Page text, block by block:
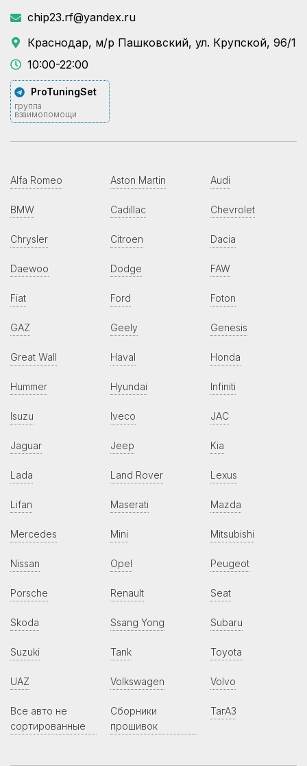
chip23.rf@yandex.ru
Краснодар, м/р Пашковский, ул. Крупской, 96/1
10:00-22:00
ProTuningSet
группа
взаимопомощи
Alfa Romeo Aston Martin Audi
BMW Cadillac Chevrolet
Chrysler Citroen Dacia
Daewoo Dodge FAW
Fiat Ford Foton
GAZ Geely Genesis
Great Wall Haval Honda
Hummer Hyundai Infiniti
Isuzu Iveco JAC
Jaguar Jeep Kia
Lada Land Rover Lexus
Lifan Maserati Mazda
Mercedes Mini Mitsubishi
Nissan Opel Peugeot
Porsche Renault Seat
Skoda Ssang Yong Subaru
Suzuki Tank Toyota
UAZ Volkswagen Volvo
Все авто не
сортированные
Сборники
прошивок
ТагАЗ